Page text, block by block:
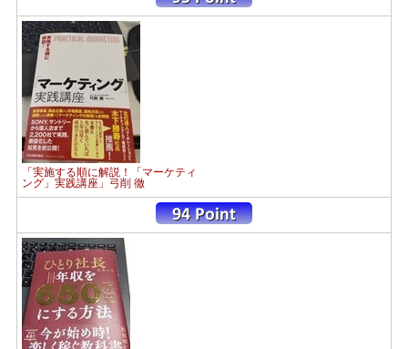
「実施する順に解説！「マーケティ
ング」実践講座」弓削 徹